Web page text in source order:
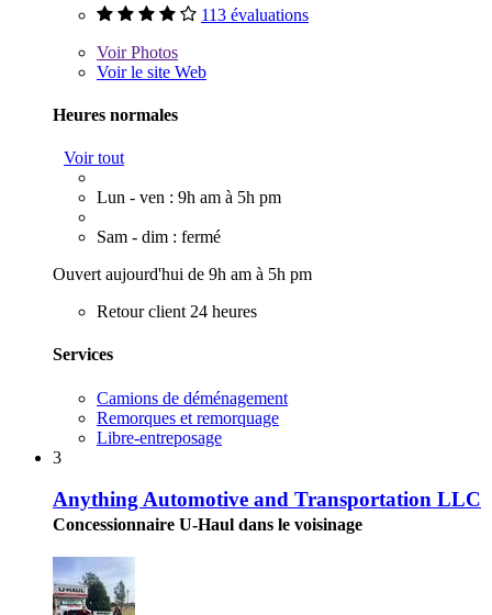
113 évaluations
VoirPhotos
Voir le site Web
Heures normales
Voir tout
Lun - ven : 9h am à 5h pm
Sam - dim : fermé
Ouvert aujourd'hui de 9h am à 5h pm
Retour client 24 heures
Services
Camions de déménagement
Remorques et remorquage
Libre-entreposage
3
Anything Automotive and Transportation LLC
Concessionnaire U-Haul dans le voisinage